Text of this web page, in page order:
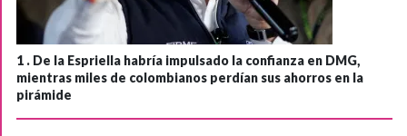
1 . De la Espriella habría impulsado la confianza en DMG,
mientras miles de colombianos perdían sus ahorros en la
pirámide